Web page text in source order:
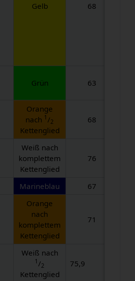
Gelb 68
Grün
63
Orange
nach 1 /2
Kettenglied
68
Weiß nach
komplettem
Kettenglied
76
Marineblau 67
Orange
nach
komplettem
Kettenglied
71
Weiß nach
1 /2
Kettenglied
75,9